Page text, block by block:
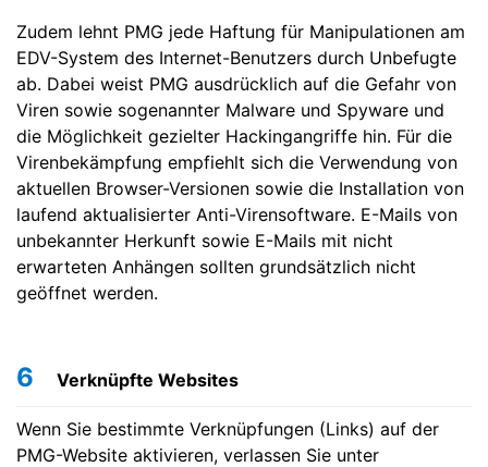
Zudem lehnt PMG jede Haftung für Manipulationen am
EDV-System des Internet-Benutzers durch Unbefugte
ab. Dabei weist PMG ausdrücklich auf die Gefahr von
Viren sowie sogenannter Malware und Spyware und
die Möglichkeit gezielter Hackingangriffe hin. Für die
Virenbekämpfung empfiehlt sich die Verwendung von
aktuellen Browser-Versionen sowie die Installation von
laufend aktualisierter Anti-Virensoftware. E-Mails von
unbekannter Herkunft sowie E-Mails mit nicht
erwarteten Anhängen sollten grundsätzlich nicht
geöffnet werden.
6 Verknüpfte Websites
Wenn Sie bestimmte Verknüpfungen (Links) auf der
PMG-Website aktivieren, verlassen Sie unter